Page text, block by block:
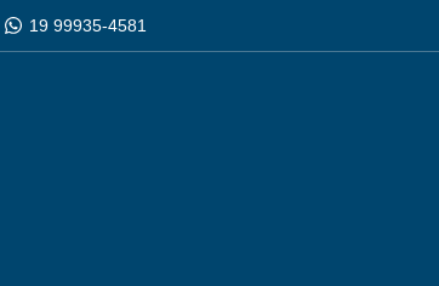
19 99935-4581